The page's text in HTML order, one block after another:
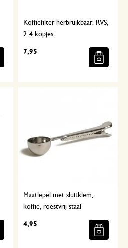
Koffiefilter herbruikbaar, RVS,
2-4 kopjes
7,95
Maatlepel met sluitklem,
koffie, roestvrij staal
4,95